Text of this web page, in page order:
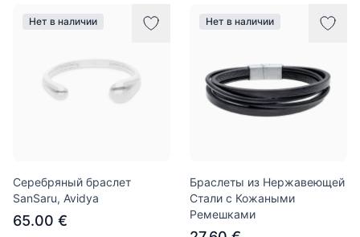
Нет в наличии
Серебряный браслет
SanSaru, Avidya
65.00 €
Нет в наличии
Браслеты из Нержавеющей
Стали с Кожаными
Ремешками